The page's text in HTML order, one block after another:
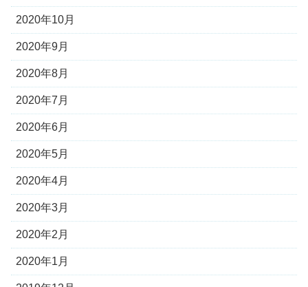
2020年10月
2020年9月
2020年8月
2020年7月
2020年6月
2020年5月
2020年4月
2020年3月
2020年2月
2020年1月